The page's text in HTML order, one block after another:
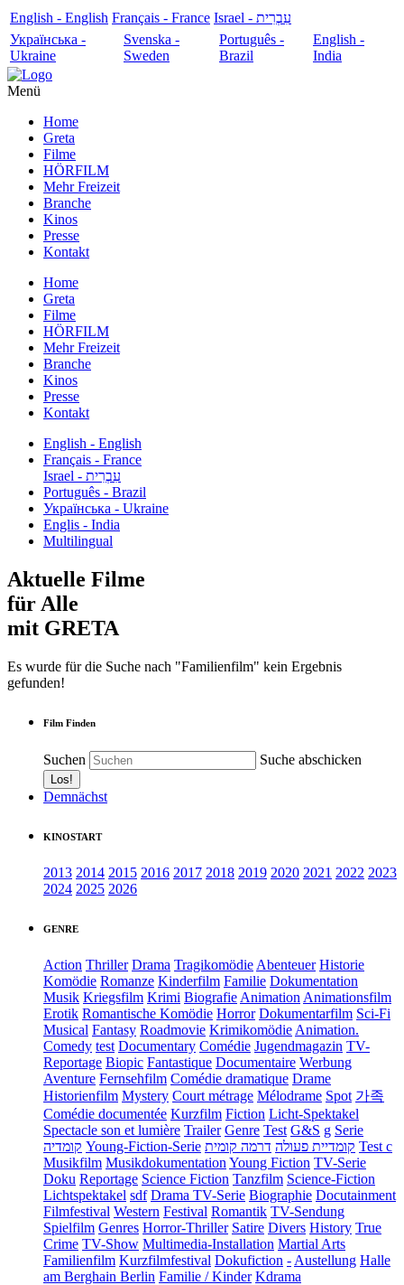
English - English Français - France
עִבְרִית - Israel
Українська -
Ukraine
Svenska -
Sweden
Português -
Brazil
English -
India
Menü
Home
Greta
Filme
HÖRFILM
Mehr Freizeit
Branche
Kinos
Presse
Kontakt
Home
Greta
Filme
HÖRFILM
Mehr Freizeit
Branche
Kinos
Presse
Kontakt
English - English
Français - France
עִבְרִית - Israel
Português - Brazil
Українська - Ukraine
Englis - India
Multilingual
Aktuelle Filme
für Alle
mit GRETA
Es wurde für die Suche nach "Familienfilm" kein Ergebnis
gefunden!
Film Finden
Suchen Suche abschicken
Demnächst
KINOSTART
2013 2014 2015 2016 2017 2018 2019 2020 2021 2022 2023
2024 2025 2026
GENRE
Action Thriller Drama Tragikomödie Abenteuer Historie
Komödie Romanze Kinderfilm Familie Dokumentation
Musik Kriegsfilm Krimi Biografie Animation Animationsfilm
Erotik Romantische Komödie Horror Dokumentarfilm Sci-Fi
Musical Fantasy Roadmovie Krimikomödie Animation.
Comedy test Documentary Comédie Jugendmagazin TV-
Reportage Biopic Fantastique Documentaire Werbung
Aventure Fernsehfilm Comédie dramatique Drame
Historienfilm Mystery Court métrage Mélodrame Spot 가족
Comédie documentée Kurzfilm Fiction Licht-Spektakel
Spectacle son et lumière Trailer Genre Test G&S g Serie
קומדיה Young-Fiction-Serie קומדיית פעולה דרמה קומית
Test c
Musikfilm Musikdokumentation Young Fiction TV-Serie
Doku Reportage Science Fiction Tanzfilm Science-Fiction
Lichtspektakel sdf Drama TV-Serie Biographie Docutainment
Filmfestival Western Festival Romantik TV-Sendung
Spielfilm Genres Horror-Thriller Satire Divers History True
Crime TV-Show Multimedia-Installation Martial Arts
Familienfilm Kurzfilmfestival Dokufiction - Austellung Halle
am Berghain Berlin Familie / Kinder Kdrama